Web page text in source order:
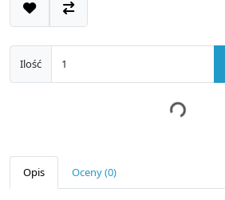
Ilość
Opis Oceny (0)